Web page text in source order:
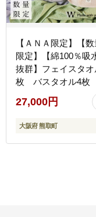
【ＡＮＡ限定】【
限定】【綿100％吸
抜群】フェイスタオ
枚 バスタオル4枚
initialピースフルカ
（009_5208）
27,000円
大阪府 熊取町